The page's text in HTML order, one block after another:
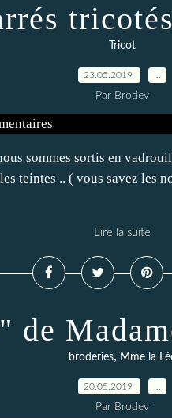
Tricot
23.05.2019
Par Brodev
sommes sortis en
teintes .. ( vous savez les
Lire la suite
de
broderies, Mme la
20.05.2019
Par Brodev